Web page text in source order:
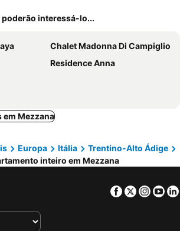
interessá-lo...
Chalet Madonna Di Campiglio
Residence Anna
em Mezzana
Europa Itália
Trentino-Alto Ádige
inteiro em Mezzana
Facebook
Twitter